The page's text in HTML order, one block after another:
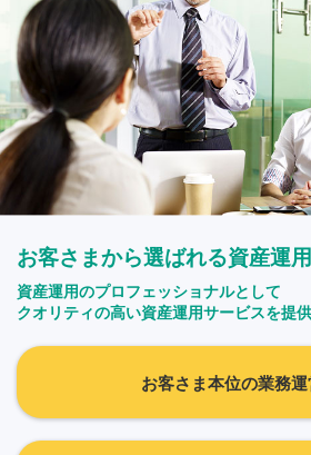
お客さまから選ばれる資産運
資産運用のプロフェッショナルとして
クオリティの高い資産運用サービスを提
お客さま本位の業務